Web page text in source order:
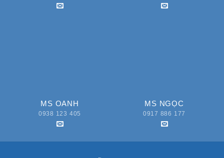
MS OANH
0938 123 405
MS NGỌC
0917 886 177